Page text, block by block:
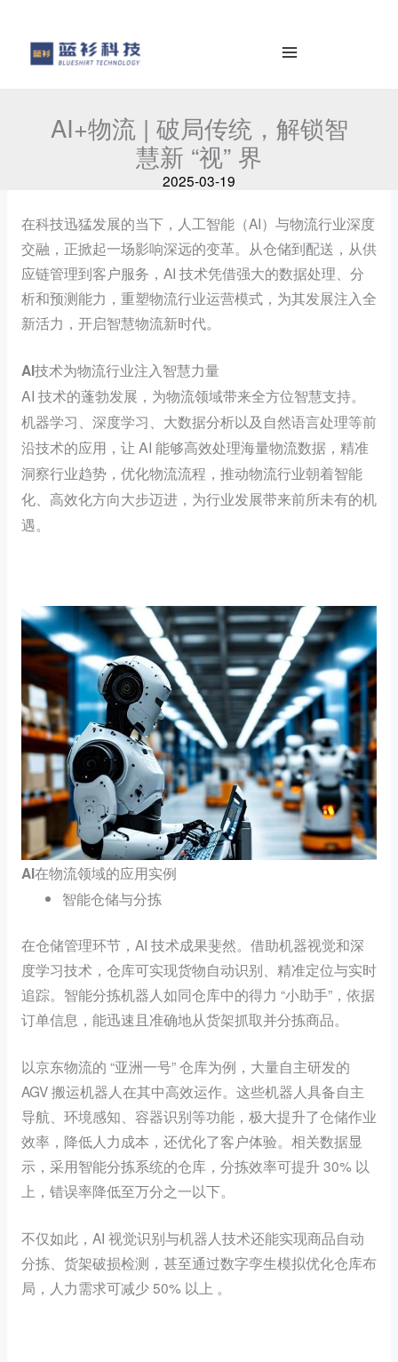
AI+物流 | 破局传统，解锁智
慧新 “视” 界
2025-03-19
在科技迅猛发展的当下，人工智能（AI）与物流行业深度
交融，正掀起一场影响深远的变革。从仓储到配送，从供
应链管理到客户服务，AI 技术凭借强大的数据处理、分
析和预测能力，重塑物流行业运营模式，为其发展注入全
新活力，开启智慧物流新时代。
AI技术为物流行业注入智慧力量
AI 技术的蓬勃发展，为物流领域带来全方位智慧支持。
机器学习、深度学习、大数据分析以及自然语言处理等前
沿技术的应用，让 AI 能够高效处理海量物流数据，精准
洞察行业趋势，优化物流流程，推动物流行业朝着智能
化、高效化方向大步迈进，为行业发展带来前所未有的机
遇。
AI在物流领域的应用实例
智能仓储与分拣
在仓储管理环节，AI 技术成果斐然。借助机器视觉和深
度学习技术，仓库可实现货物自动识别、精准定位与实时
追踪。智能分拣机器人如同仓库中的得力 “小助手”，依据
订单信息，能迅速且准确地从货架抓取并分拣商品。
以京东物流的 “亚洲一号” 仓库为例，大量自主研发的
AGV 搬运机器人在其中高效运作。这些机器人具备自主
导航、环境感知、容器识别等功能，极大提升了仓储作业
效率，降低人力成本，还优化了客户体验。相关数据显
示，采用智能分拣系统的仓库，分拣效率可提升 30% 以
上，错误率降低至万分之一以下。
不仅如此，AI 视觉识别与机器人技术还能实现商品自动
分拣、货架破损检测，甚至通过数字孪生模拟优化仓库布
局，人力需求可减少 50% 以上 。
h